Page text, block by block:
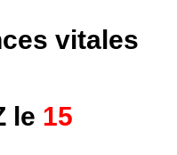
vitales
le 15